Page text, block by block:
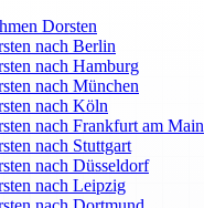
Dorsten
nach Berlin
nach Hamburg
nach München
nach Köln
nach Frankfurt am Main
nach Stuttgart
nach Düsseldorf
nach Leipzig